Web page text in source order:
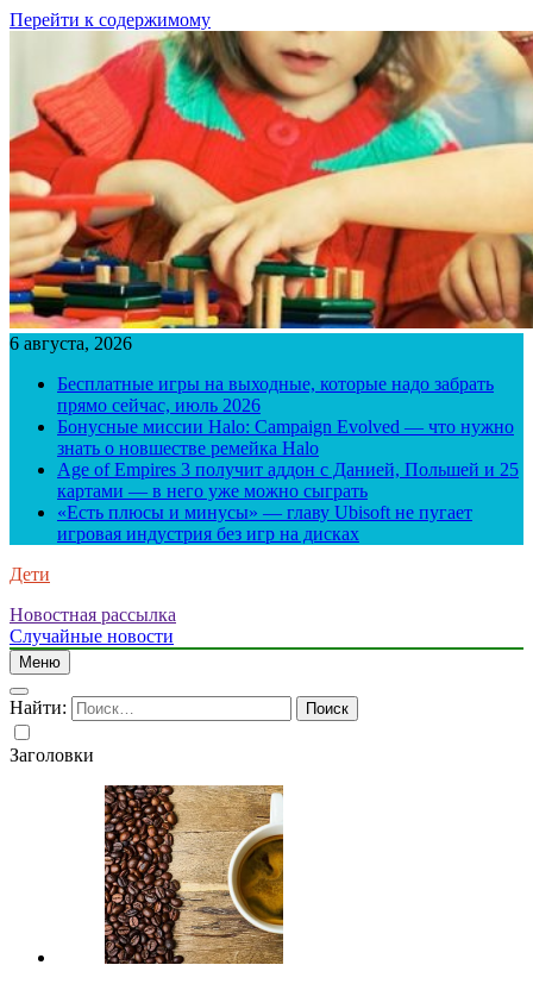
Перейти к содержимому
6 августа, 2026
Бесплатные игры на выходные, которые надо забрать
прямо сейчас, июль 2026
Бонусные миссии Halo: Campaign Evolved — что нужно
знать о новшестве ремейка Halo
Age of Empires 3 получит аддон с Данией, Польшей и 25
картами — в него уже можно сыграть
«Есть плюсы и минусы» — главу Ubisoft не пугает
игровая индустрия без игр на дисках
Дети
Новостная рассылка
Случайные новости
Меню
Найти:
Заголовки